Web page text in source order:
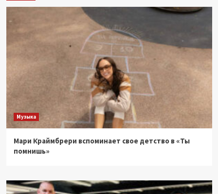
Музыка
Мари Краймбрери вспоминает свое детство в «Ты
помнишь»